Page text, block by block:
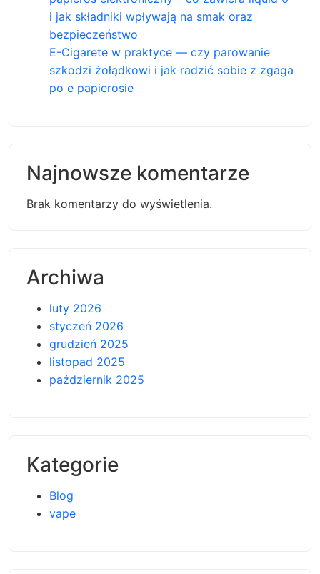
i jak składniki wpływają na smak oraz
bezpieczeństwo
E-Cigarete w praktyce — czy parowanie
szkodzi żołądkowi i jak radzić sobie z zgaga
po e papierosie
Najnowsze komentarze
Brak komentarzy do wyświetlenia.
Archiwa
luty 2026
styczeń 2026
grudzień 2025
listopad 2025
październik 2025
Kategorie
Blog
vape